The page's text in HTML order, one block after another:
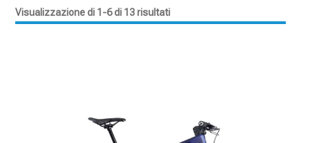
Visualizzazione di 1-6 di 13 risultati